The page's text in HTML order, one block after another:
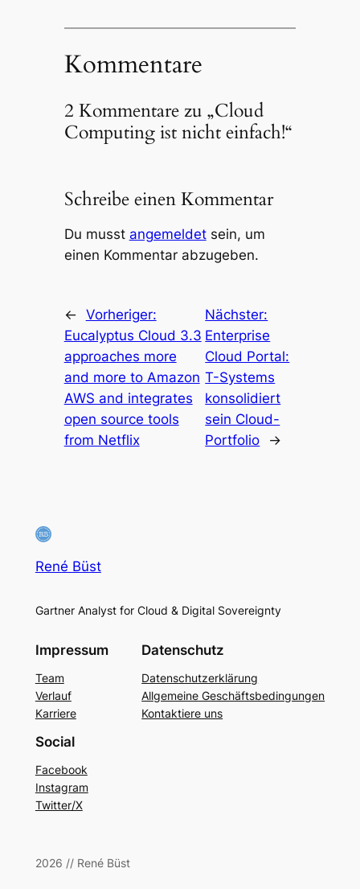
Kommentare
2 Kommentare zu „Cloud
Computing ist nicht einfach!“
Schreibe einen Kommentar
Du musst angemeldetsein, um
einen Kommentar abzugeben.
← Vorheriger:
Eucalyptus Cloud 3.3
approaches more
and more to Amazon
AWS and integrates
open source tools
from Netflix
Nächster:
Enterprise
Cloud Portal:
T-Systems
konsolidiert
sein Cloud-
Portfolio
→
René Büst
Gartner Analyst for Cloud & Digital Sovereignty
Impressum
Team
Verlauf
Karriere
Datenschutz
Datenschutzerklärung
Allgemeine Geschäftsbedingungen
Kontaktiere uns
Social
Facebook
Instagram
Twitter/X
2026 // René Büst